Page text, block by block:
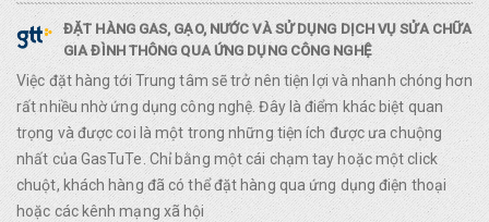
ĐẶT HÀNG GAS, GẠO, NƯỚC VÀ SỬ DỤNG DỊCH VỤ SỬA CHỮA
GIA ĐÌNH THÔNG QUA ỨNG DỤNG CÔNG NGHỆ
Việc đặt hàng tới Trung tâm sẽ trở nên tiện lợi và nhanh chóng hơn
rất nhiều nhờ ứng dụng công nghệ. Đây là điểm khác biệt quan
trọng và được coi là một trong những tiện ích được ưa chuộng
nhất của GasTuTe. Chỉ bằng một cái chạm tay hoặc một click
chuột, khách hàng đã có thể đặt hàng qua ứng dụng điện thoại
hoặc các kênh mạng xã hội